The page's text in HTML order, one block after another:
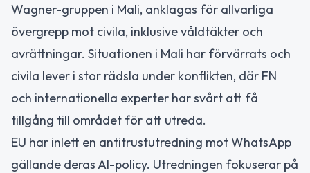
Wagner-gruppen i Mali, anklagas för allvarliga
övergrepp mot civila, inklusive våldtäkter och
avrättningar. Situationen i Mali har förvärrats och
civila lever i stor rädsla under konflikten, där FN
och internationella experter har svårt att få
tillgång till området för att utreda.
EU har inlett en antitrustutredning mot WhatsApp
gällande deras AI-policy. Utredningen fokuserar på